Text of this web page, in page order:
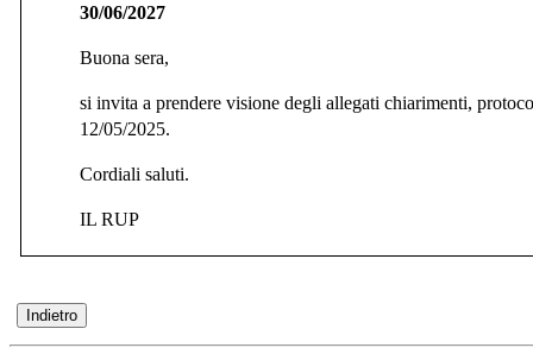
30/06/2027
Buona sera,
si invita a prendere visione degli allegati chiarimenti,
12/05/2025.
Cordiali saluti.
IL RUP